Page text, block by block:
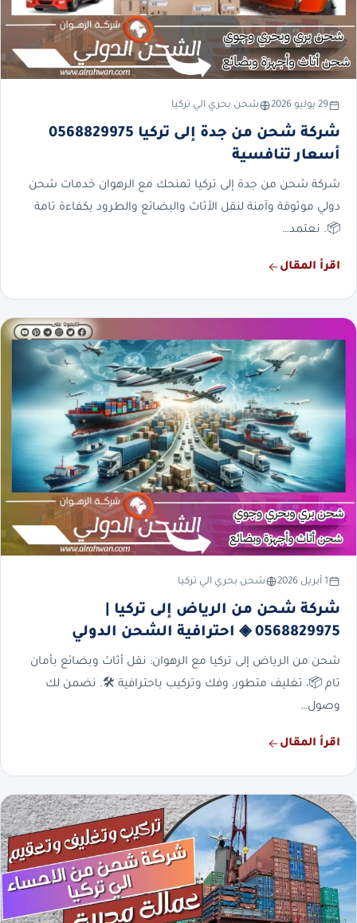
29 يوليو 2026 شحن بحري الي تركيا
شركة شحن من جدة إلى تركيا 0568829975
أسعار تنافسية
شركة شحن من جدة إلى تركيا تمنحك مع الرهوان خدمات شحن
دولي موثوقة وآمنة لنقل الأثاث والبضائع والطرود بكفاءة تامة
📦. نعتمد…
اقرأ المقال
1 أبريل 2026 شحن بحري الي تركيا
شركة شحن من الرياض إلى تركيا |
0568829975 ◈ احترافية الشحن الدولي
شحن من الرياض إلى تركيا مع الرهوان: نقل أثاث وبضائع بأمان
تام 📦، تغليف متطور، وفك وتركيب باحترافية 🛠️. نضمن لك
وصول…
اقرأ المقال